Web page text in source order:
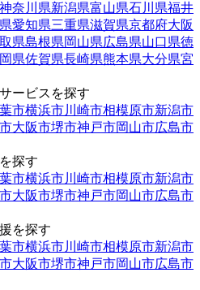
神奈川県新潟県富山県石川県福井
愛知県三重県滋賀県京都府大阪
県島根県岡山県広島県山口県徳
県佐賀県長崎県熊本県大分県宮
ービスを探す
市横浜市川崎市相模原市新潟市
大阪市堺市神戸市岡山市広島市
探す
市横浜市川崎市相模原市新潟市
大阪市堺市神戸市岡山市広島市
を探す
市横浜市川崎市相模原市新潟市
大阪市堺市神戸市岡山市広島市